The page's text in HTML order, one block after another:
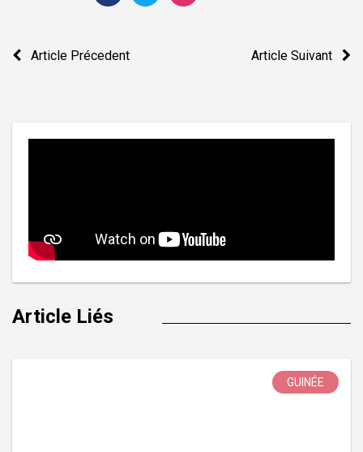
Navigation
Article Précedent Article Suivant
Article Liés
GUINÉE